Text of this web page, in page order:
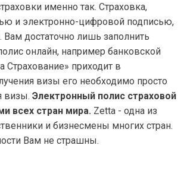
именно так. Страховка,
и электронно-цифровой подписью,
достаточно лишь заполнить
онлайн, например банковской
Страхование» приходит в
визы его необходимо просто
визы. Электронный полис страховой
всех стран мира. Zetta - одна из
и бизнесмены многих стран.
Вам не страшны.